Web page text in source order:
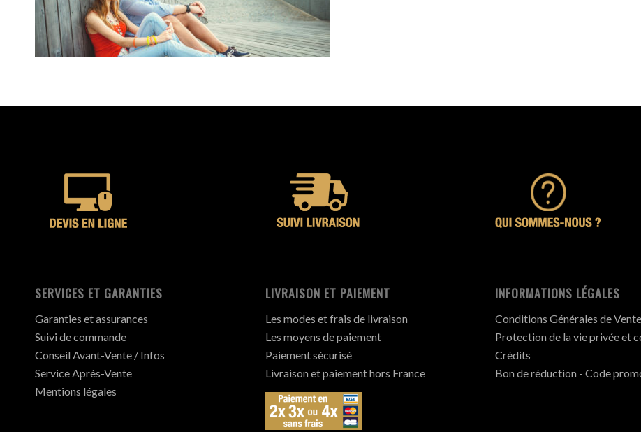
SERVICES ET GARANTIES
Garanties et assurances
Suivi de commande
Conseil Avant-Vente / Infos
Service Après-Vente
Mentions légales
LIVRAISON ET PAIEMENT
Les modes et frais de livraison
Les moyens de paiement
Paiement sécurisé
Livraison et paiement hors France
INFORMATIONS LÉGALES
Conditions Générales de Vente
Protection de la vie privée et
Crédits
Bon de réduction - Code